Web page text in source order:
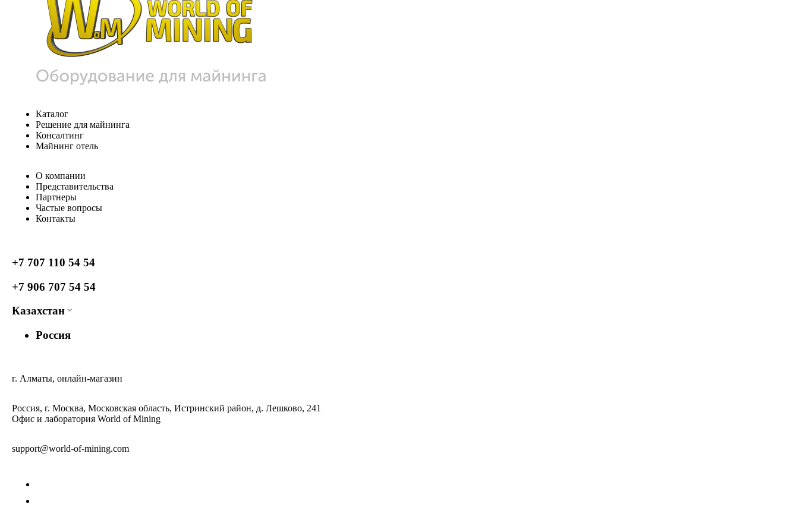
Каталог
Решение для майнинга
Консалтинг
Майнинг отель
О компании
Представительства
Партнеры
Частые вопросы
Контакты
+7 707 110 54 54
+7 906 707 54 54
Казахстан
Россия
г. Алматы, онлайн-магазин
Россия, г. Москва, Московская область, Истринский район, д. Лешково, 241
Офис и лаборатория World of Mining
support@world-of-mining.com